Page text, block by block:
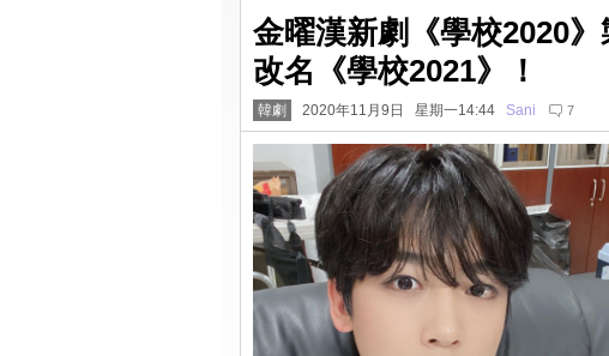
金曜漢新劇《學校2020
改名《學校2021》！
韓劇 2020年11月9日 星期一14:44 Sani 7